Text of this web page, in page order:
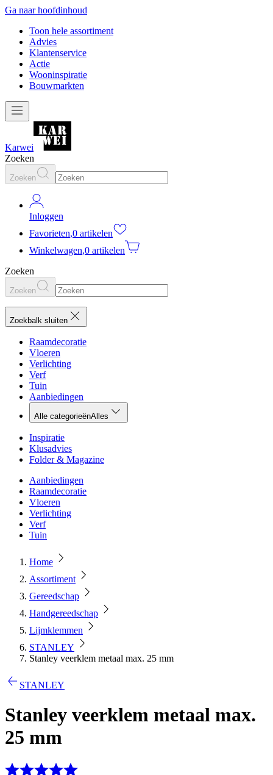
Ga naar hoofdinhoud
Toon hele assortiment
Advies
Klantenservice
Actie
Wooninspiratie
Bouwmarkten
Karwei
Zoeken
Zoeken
Inloggen
Favorieten,0 artikelen
Winkelwagen,0 artikelen
Zoeken
Zoeken
Zoekbalk sluiten
Raamdecoratie
Vloeren
Verlichting
Verf
Tuin
Aanbiedingen
Alle categorieënAlles
Inspiratie
Klusadvies
Folder & Magazine
Aanbiedingen
Raamdecoratie
Vloeren
Verlichting
Verf
Tuin
Home
Assortiment
Gereedschap
Handgereedschap
Lijmklemmen
STANLEY
Stanley veerklem metaal max. 25 mm
STANLEY
Stanley veerklem metaal max.
25 mm